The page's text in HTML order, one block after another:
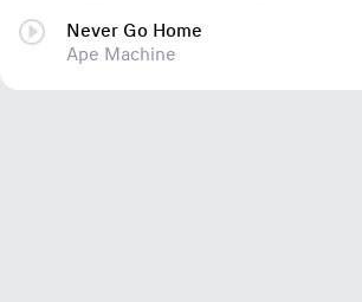
Never Go Home
Ape Machine